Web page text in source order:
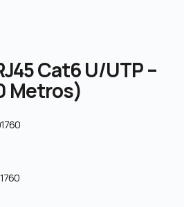
Cat6 U/UTP –
Metros)